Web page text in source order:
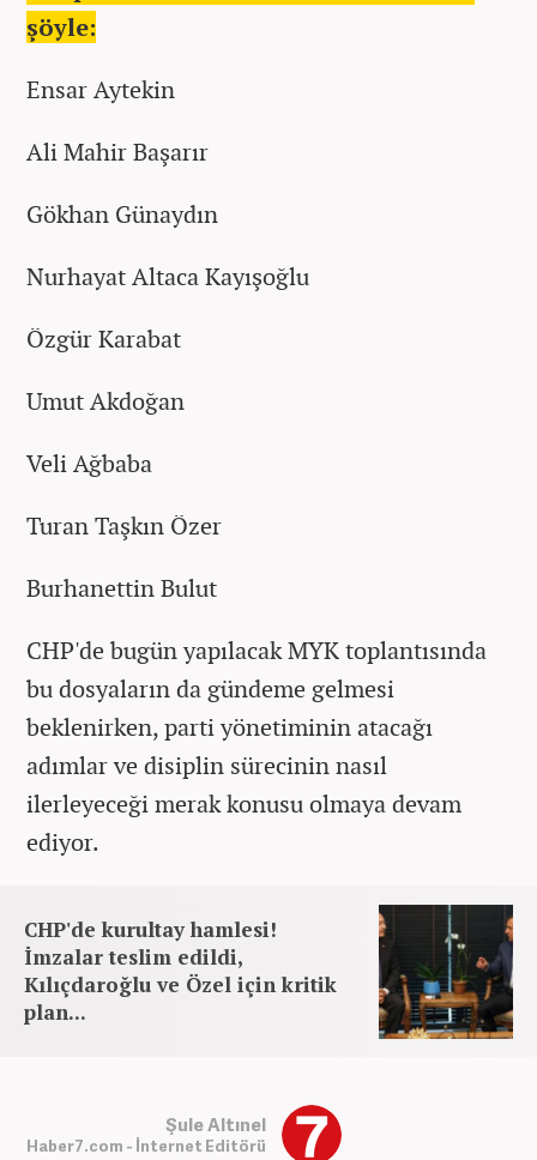
şöyle:
Ensar Aytekin
Ali Mahir Başarır
Gökhan Günaydın
Nurhayat Altaca Kayışoğlu
Özgür Karabat
Umut Akdoğan
Veli Ağbaba
Turan Taşkın Özer
Burhanettin Bulut
CHP'de bugün yapılacak MYK toplantısında
bu dosyaların da gündeme gelmesi
beklenirken, parti yönetiminin atacağı
adımlar ve disiplin sürecinin nasıl
ilerleyeceği merak konusu olmaya devam
ediyor.
CHP'de kurultay hamlesi!
İmzalar teslim edildi,
Kılıçdaroğlu ve Özel için kritik
plan...
Şule Altınel
Haber7.com - İnternet Editörü